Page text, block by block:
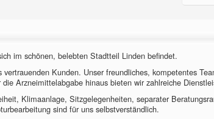
im schönen, belebten Stadtteil Linden befindet.
Kunden. Unser freundliches, kompetentes
Arzneimittelabgabe hinaus bieten wir zahlreiche
Klimaanlage, Sitzgelegenheiten, separater
sind für uns selbstverständlich.